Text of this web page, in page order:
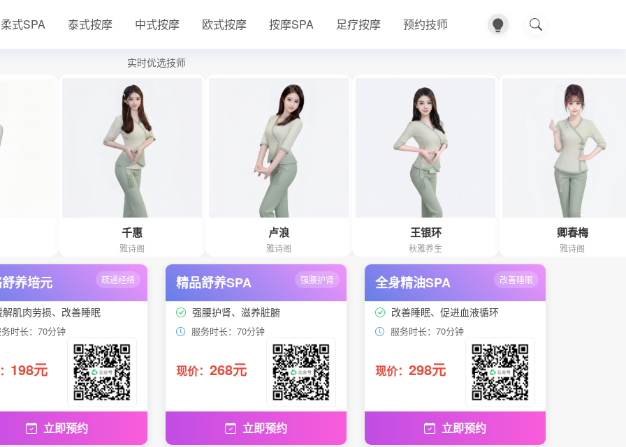
柔式SPA 泰式按摩 中式按摩 欧式按摩 按摩SPA 足疗按摩 预约技师
实时优选技师
养培元 疏通经络
肌肉劳损、改善睡眠
时长：70分钟
198元
立即预约
精品舒养SPA 强腰护肾
强腰护肾、滋养脏腑
服务时长：70分钟
现价： 268元
立即预约
全身精油SPA 改善睡眠
改善睡眠、促进血液循环
服务时长：70分钟
现价： 298元
立即预约